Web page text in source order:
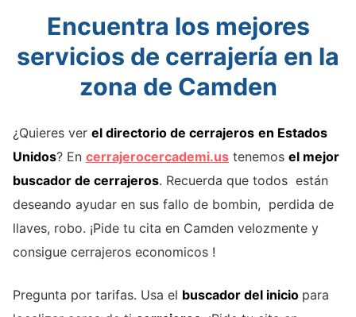
Encuentra los mejores
servicios de cerrajería en la
zona de Camden
¿Quieres ver el directorio de cerrajeros en Estados
Unidos? En cerrajerocercademi.us tenemos el mejor
buscador de cerrajeros. Recuerda que todos están
deseando ayudar en sus fallo de bombin, perdida de
llaves, robo. ¡Pide tu cita en Camden velozmente y
consigue cerrajeros economicos !
Pregunta por tarifas. Usa el buscador del inicio para